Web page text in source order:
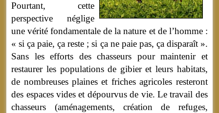
Pourtant, cette
perspective néglige
une vérité fondamentale de la nature et de l’homme :
« si ça paie, ça reste ; si ça ne paie pas, ça disparaît ».
Sans les efforts des chasseurs pour maintenir et
restaurer les populations de gibier et leurs habitats,
de nombreuses plaines et friches agricoles resteront
des espaces vides et dépourvus de vie. Le travail des
chasseurs (aménagements, création de refuges,